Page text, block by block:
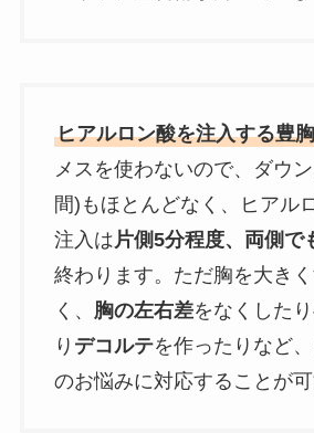
ヒアルロン酸を注入する豊
メスを使わないので、ダウ
間)もほとんどなく、ヒアル
注入は片側5分程度、両側で
終わります。ただ胸を大き
く、 胸の左右差をなくしたり
り デコルテを作ったりなど
のお悩みに対応することが可